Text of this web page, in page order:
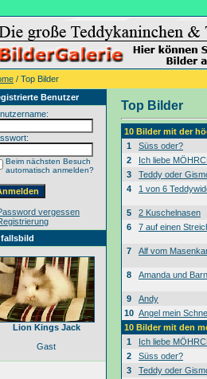
/ Top Bilder
Benutzer
Beim nächsten Besuch
automatisch anmelden?
vergessen
Lion Kings Jack
Gast
Top Bilder
10 Bilder mit der
1
Süss oder?
2
Ich liebe
3
Teddy oder
4
1 von 6
5
2 Kuschelnasen
6
7 auf einen
7 Alf vom
8 Amanda und
9
Andy
10 Angel mein
10 Bilder mit den
1
Ich liebe
2
Süss oder?
3
Teddy oder